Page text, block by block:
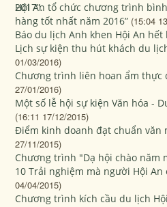
Hội An tổ chức chương trình
hàng tốt nhất năm 2016” (15:04
Báo du lịch Anh khen Hội An hết
Lịch sự kiện thu hút khách du
01/03/2016)
Chương trình liên hoan ẩm thực
27/01/2016)
Một số lễ hội sự kiện Văn hóa -
(16:11 17/12/2015)
Điểm kinh doanh đạt chuẩn văn
27/11/2015)
Chương trình "Dạ hội chào năm
10 Trải nghiệm mà người Hội
04/04/2015)
Chương trình kích cầu du lịch